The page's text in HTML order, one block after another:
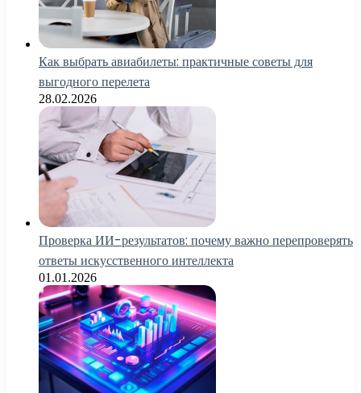
Как выбрать авиабилеты: практичные советы для
выгодного перелета
28.02.2026
Проверка ИИ-результатов: почему важно перепроверять
ответы искусственного интеллекта
01.01.2026